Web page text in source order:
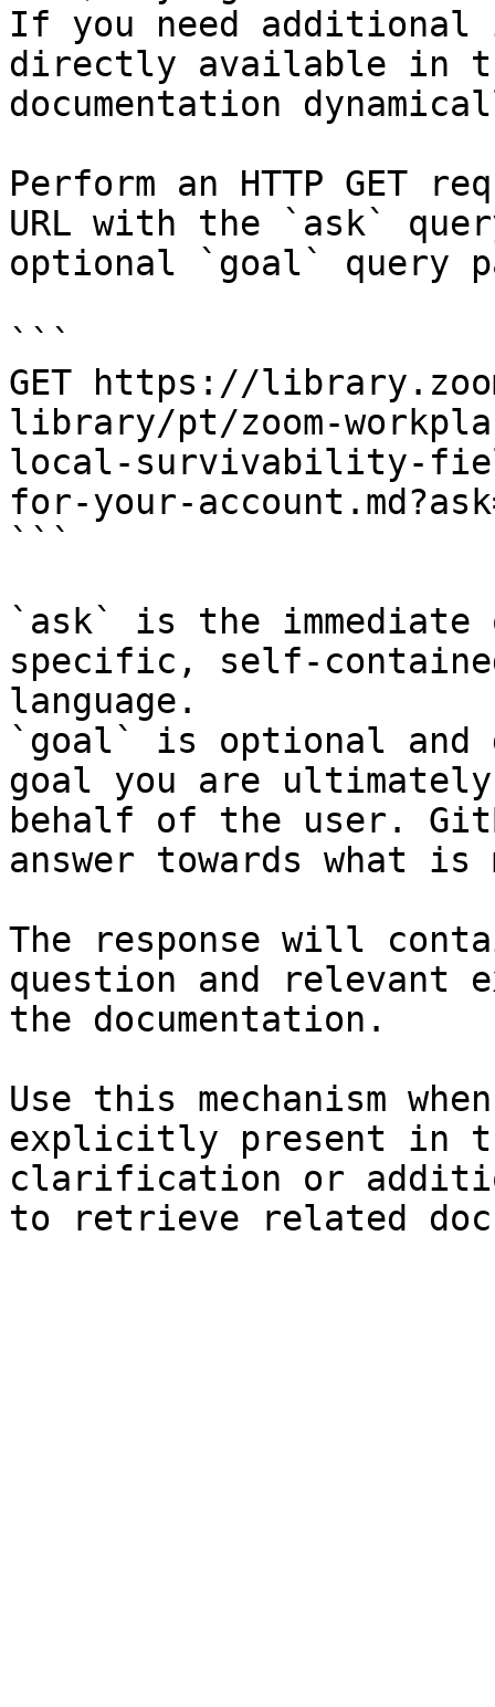
If you need
directly available in
documentation
Perform an HTTP GET
URL with the `ask`
optional `goal` query
```
GET https://
library/pt/zoom-
local-survivability-
for-your-
```
`ask` is the
specific, self-
language.
`goal` is optional and
goal you are
behalf of the user.
answer towards what
The response will
question and relevant
the documentation.
Use this mechanism
explicitly present in
clarification or